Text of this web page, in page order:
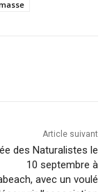
Article suivant
des Naturalistes le
10 septembre à
avec un voulé